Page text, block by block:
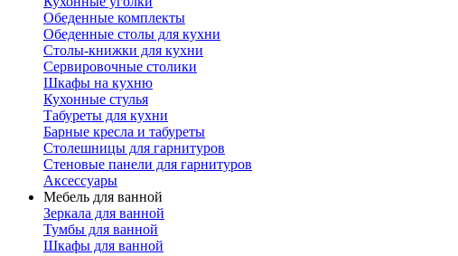
Обеденные комплекты
Обеденные столы для кухни
Столы-книжки для кухни
Сервировочные столики
Шкафы на кухню
Кухонные стулья
Табуреты для кухни
Барные кресла и табуреты
Столешницы для гарнитуров
Стеновые панели для гарнитуров
Аксессуары
Мебель для ванной
Зеркала для ванной
Тумбы для ванной
Шкафы для ванной